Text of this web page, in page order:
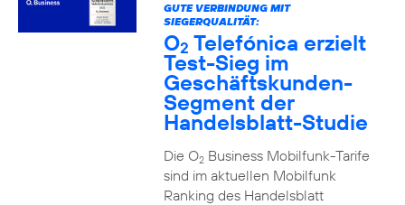
GUTE VERBINDUNG MIT
SIEGERQUALITÄT:
O2 Telefónica erzielt
Test-Sieg im
Geschäftskunden-
Segment der
Handelsblatt-Studie
Die O2Business Mobilfunk-Tarife
sind im aktuellen Mobilfunk
Ranking des Handelsblatt